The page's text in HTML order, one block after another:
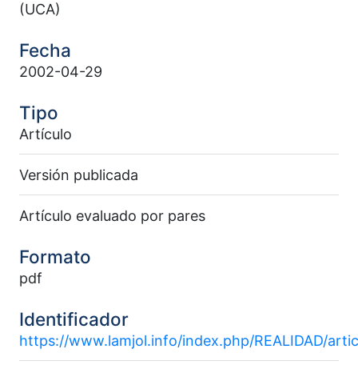
(UCA)
Fecha
2002-04-29
Tipo
Artículo
Versión publicada
Artículo evaluado por pares
Formato
pdf
Identificador
https://www.lamjol.info/index.php/REALIDAD/